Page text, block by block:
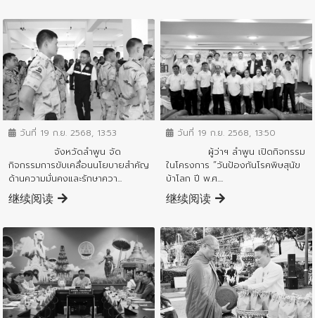
ข่าวสารจังหวัด
วันที่ 19 ก.ย. 2568, 13:53
จังหวัดลำพูน จัด
กิจกรรมการขับเคลื่อนนโยบายสำคัญ
ด้านความมั่นคงและรักษาควา...
继续阅读
ข่าวสารจังหวัด
วันที่ 19 ก.ย. 2568, 13:50
ผู้ว่าฯ ลำพูน เปิดกิจกรรม
ในโครงการ “วันป้องกันโรคพิษสุนัข
บ้าโลก ปี พ.ศ....
继续阅读
ข่าวสารจังหวัด ข่าวสารจังหวัด